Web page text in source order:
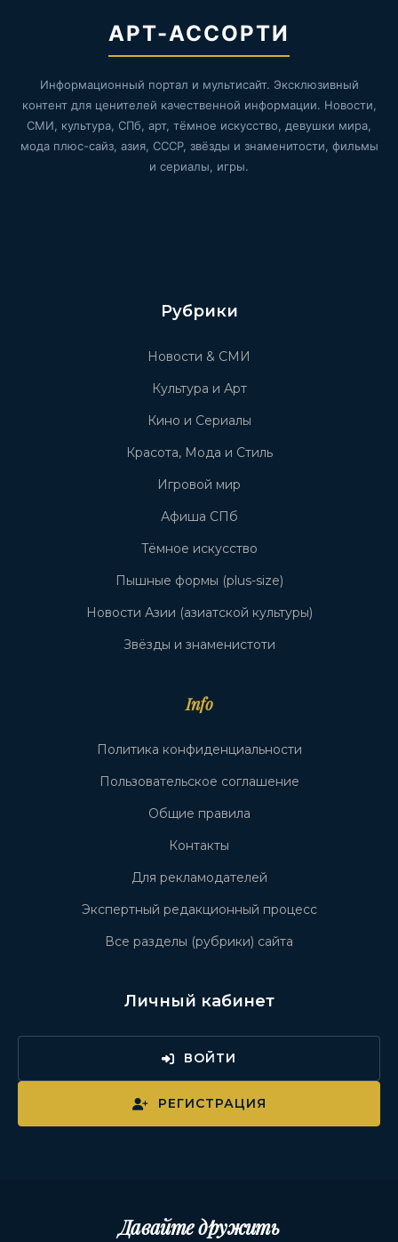
АРТ-АССОРТИ
Информационный портал и мультисайт. Эксклюзивный
контент для ценителей качественной информации. Новости,
СМИ, культура, СПб, арт, тёмное искусство, девушки мира,
мода плюс-сайз, азия, СССР, звёзды и знаменитости, фильмы
и сериалы, игры.
Рубрики
Новости & СМИ
Культура и Арт
Кино и Сериалы
Красота, Мода и Стиль
Игровой мир
Афиша СПб
Тёмное искусство
Пышные формы (plus-size)
Новости Азии (азиатской культуры)
Звёзды и знаменистоти
Info
Политика конфиденциальности
Пользовательское соглашение
Общие правила
Контакты
Для рекламодателей
Экспертный редакционный процесс
Все разделы (рубрики) сайта
Личный кабинет
ВОЙТИ
РЕГИСТРАЦИЯ
Давайте дружить